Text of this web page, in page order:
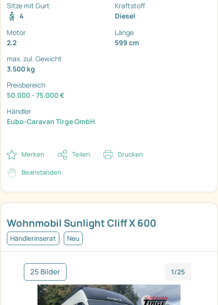
Wohnmobil Sunlight Cliff X 600
Händlerinserat Neu
25 Bilder 1/25
Sitze mit Gurt
4
Kraftstoff
Diesel
Motor
2.2
Länge
599 cm
max. zul. Gewicht
3.500 kg
Preisbereich
50.000 - 75.000 €
Händler
Eubo-Caravan Tirge GmbH
Merken Teilen Drucken
Beanstanden